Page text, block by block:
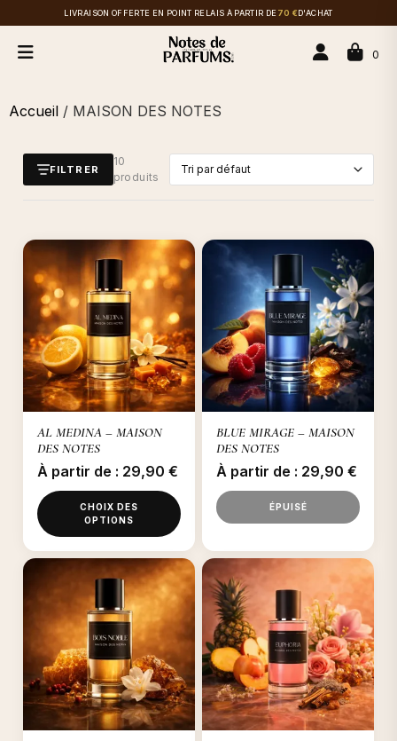
LIVRAISON OFFERTE EN POINT RELAIS À PARTIR DE 70 €D'ACHAT
0
Accueil / MAISON DES NOTES
FILTRER
10
produits
AL MEDINA – MAISON
DES NOTES
À partir de : 29,90 €
CHOIX DES
OPTIONS
Ce
produit
plusieurs
variations.
Les
options
peuvent
être
BLUE MIRAGE – MAISON
DES NOTES
À partir de : 29,90 €
ÉPUISÉ
Ce
produit
plusieurs
variations.
Les
options
peuvent
être